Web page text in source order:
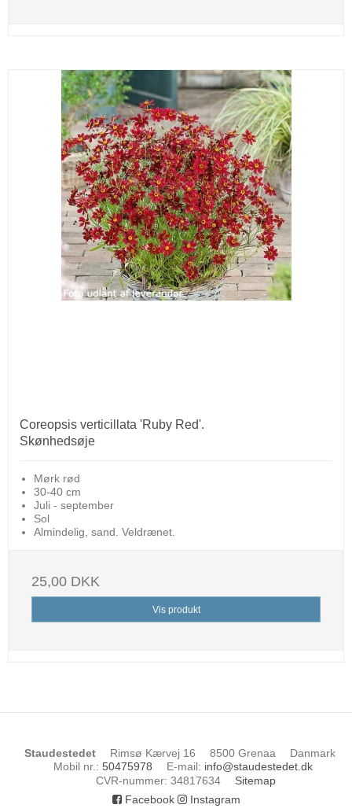
Coreopsis verticillata 'Ruby Red'.
Skønhedsøje
Mørk rød
30-40 cm
Juli - september
Sol
Almindelig, sand. Veldrænet.
25,00 DKK
Vis produkt
Staudestedet Rimsø Kærvej 16 8500 Grenaa
Danmark
Mobil nr.: 50475978 E-mail: info@staudestedet.dk
CVR-nummer: 34817634
Sitemap
Facebook
Instagram